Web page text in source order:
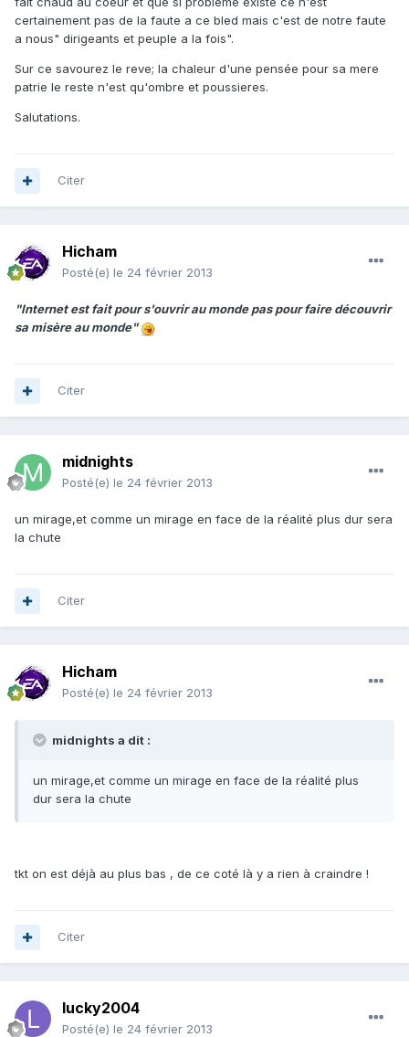
certainement pas de la faute a ce bled mais c'est de notre faute
a nous" dirigeants et peuple a la fois".
Sur ce savourez le reve; la chaleur d'une pensée pour sa mere
patrie le reste n'est qu'ombre et poussieres.
Salutations.
Citer
Hicham
Posté(e) le 24 février 2013
"Internet est fait pour s'ouvrir au monde pas pour faire découvrir
sa misère au monde"
Citer
midnights
Posté(e) le 24 février 2013
un mirage,et comme un mirage en face de la réalité plus dur sera
la chute
Citer
Hicham
Posté(e) le 24 février 2013
midnights a dit :
un mirage,et comme un mirage en face de la réalité plus
dur sera la chute
tkt on est déjà au plus bas , de ce coté là y a rien à craindre !
Citer
lucky2004
Posté(e) le 24 février 2013